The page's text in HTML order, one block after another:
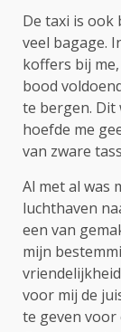
De taxi is
veel bagage.
koffers bij
bood
te bergen. Dit
hoefde me
van zware
Al met al was
luchthaven
een van
mijn
voor mij de
te geven voor